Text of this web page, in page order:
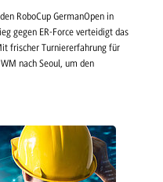
RoboCup GermanOpen in
gegen ER-Force verteidigt das
frischer Turniererfahrung für
nach Seoul, um den